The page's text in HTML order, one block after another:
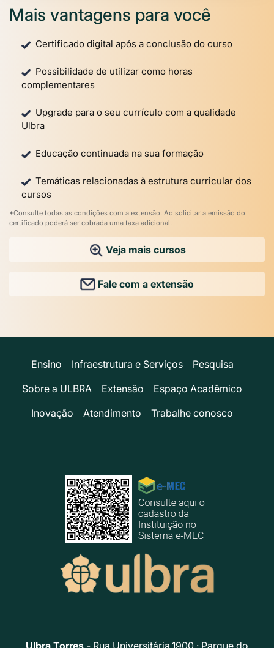
Mais vantagens para você
Certificado digital após a conclusão do curso
Possibilidade de utilizar como horas
complementares
Upgrade para o seu currículo com a qualidade
Ulbra
Educação continuada na sua formação
Temáticas relacionadas à estrutura curricular dos
cursos
*Consulte todas as condições com a extensão. Ao solicitar a emissão do
certificado poderá ser cobrada uma taxa adicional.
Veja mais cursos
Fale com a extensão
Ensino Infraestrutura e Serviços
Pesquisa
Sobre a ULBRA
Extensão
Espaço Acadêmico
Inovação
Atendimento Trabalhe conosco
Ulbra Torres - Rua Universitária,1900 · Parque do